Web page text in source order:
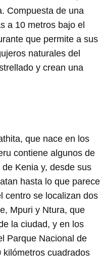
Compuesta de una
a 10 metros bajo el
que permite a sus
naturales del
y crean una
que nace en los
contiene algunos de
Kenia y, desde sus
hasta lo que parece
centro se localizan dos
Mpuri y Ntura, que
la ciudad, y en los
Parque Nacional de
kilómetros cuadrados